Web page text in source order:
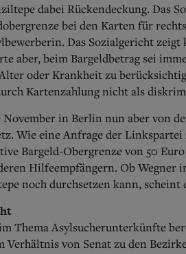
dabei Rückendeckung. Das
bei den Karten für
Das Sozialgericht
aber, beim Bargeldbetrag sei
oder Krankheit zu
Kartenzahlung nicht als
in Berlin nun aber von
Wie eine Anfrage der
Bargeld-Obergrenze von 50
Hilfeempfängern. Ob Wegner
noch durchsetzen kann,
Thema Asylsucherunterkünfte
von Senat zu den